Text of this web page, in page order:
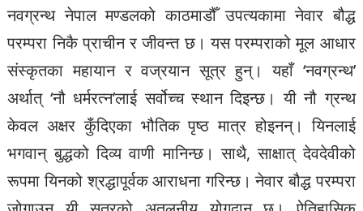
नवग्रन्थ नेपाल मण्डलको काठमाडौँ उपत्यकामा नेवार बौद्ध
परम्परा निकै प्राचीन र जीवन्त छ। यस परम्पराको मूल आधार
संस्कृतका महायान र वज्रयान सूत्र हुन्। यहाँ ‘नवग्रन्थ’
अर्थात् ‘नौ धर्मरत्न’लाई सर्वोच्च स्थान दिइन्छ। यी नौ ग्रन्थ
केवल अक्षर कुँदिएका भौतिक पृष्ठ मात्र होइनन्। यिनलाई
भगवान् बुद्धको दिव्य वाणी मानिन्छ। साथै, साक्षात् देवदेवीको
रूपमा यिनको श्रद्धापूर्वक आराधना गरिन्छ। नेवार बौद्ध परम्परा